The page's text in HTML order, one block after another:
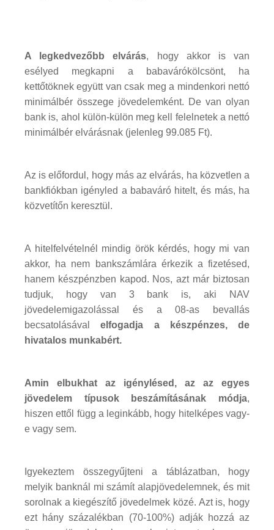
A legkedvezőbb elvárás, hogy akkor is van
esélyed megkapni a babavárókölcsönt, ha
kettőtöknek együtt van csak meg a mindenkori nettó
minimálbér összege jövedelemként. De van olyan
bank is, ahol külön-külön meg kell felelnetek a nettó
minimálbér elvárásnak (jelenleg 99.085 Ft).
Az is előfordul, hogy más az elvárás, ha közvetlen a
bankfiókban igényled a babaváró hitelt, és más, ha
közvetítőn keresztül.
A hitelfelvételnél mindig örök kérdés, hogy mi van
akkor, ha nem bankszámlára érkezik a fizetésed,
hanem készpénzben kapod. Nos, azt már biztosan
tudjuk, hogy van 3 bank is, aki NAV
jövedelemigazolással és a 08-as bevallás
becsatolásávalelfogadja a készpénzes, de
hivatalos munkabért.
Amin elbukhat az igénylésed, az az egyes
jövedelem típusok beszámításának módja,
hiszen ettől függ a leginkább, hogy hitelképes vagy-
e vagy sem.
Igyekeztem összegyűjteni a táblázatban, hogy
melyik banknál mi számít alapjövedelemnek, és mit
sorolnak a kiegészítő jövedelmek közé. Azt is, hogy
ezt hány százalékban (70-100%) adják hozzá az